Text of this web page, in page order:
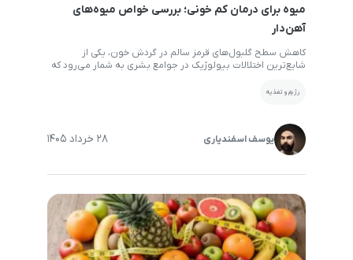
میوه برای درمان کم خونی؛ بررسی خواص میوه‌های
آهن‌دار
کاهش سطح گلبول‌های قرمز سالم در گردش خون، یکی از
شایع‌ترین اختلالات بیولوژیک در جوامع بشری به شمار می‌رود که
این عارضه که با نشانه‌هایی نظیر خستگی مزمن، ضعف عضلانی،
رژیم و تغذیه
یوسف اسفندیاری 28 خرداد 1405